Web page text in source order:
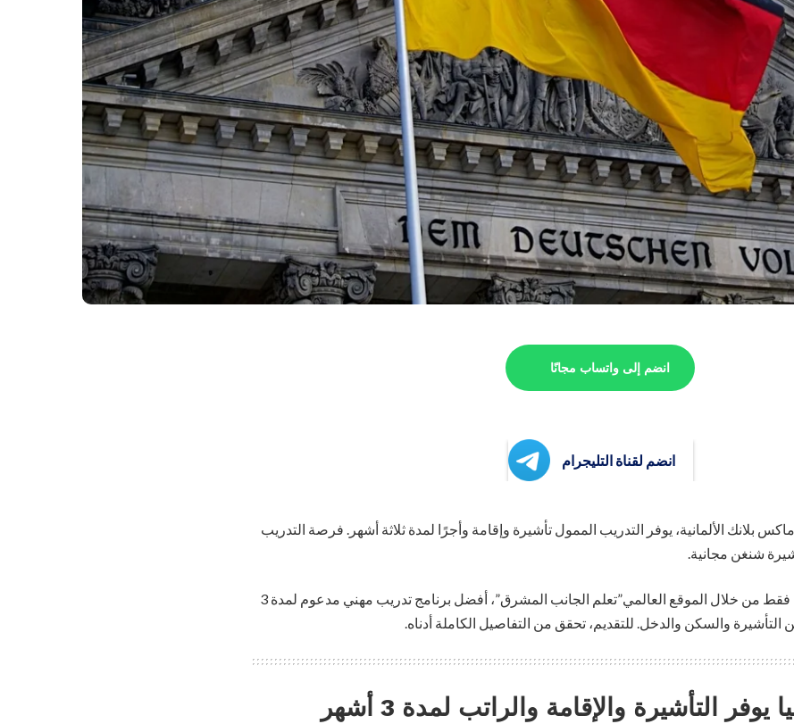
انضم إلى واتساب مجانًا
انضم لقناة التليجرام
بلانك الألمانية، يوفر التدريب الممول تأشيرة وإقامة وأجرًا لمدة ثلاثة أشهر. فرصة التدريب
شنغن مجانية.
تعتبر هذه الفرصة، المتوفرة فقط من خلال الموقع العالمي”تعلم الجانب المشرق”، أفضل برنامج تدريب مهني مدعوم لمدة 3
التأشيرة والسكن والدخل. للتقديم، تحقق من التفاصيل الكاملة أدناه.
التأشيرة والإقامة والراتب لمدة 3 أشهر